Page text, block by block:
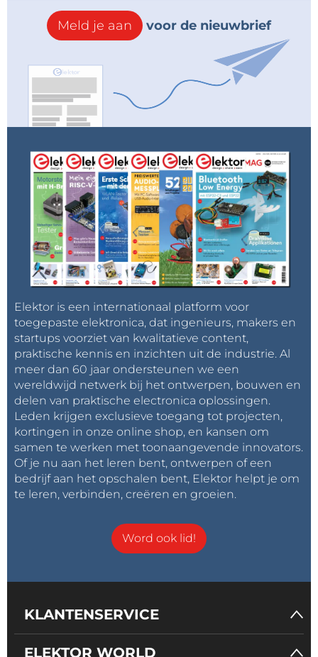
Meld je aan voor de nieuwbrief
Elektor is een internationaal platform voor
toegepaste elektronica, dat ingenieurs, makers en
startups voorziet van kwalitatieve content,
praktische kennis en inzichten uit de industrie. Al
meer dan 60 jaar ondersteunen we een
wereldwijd netwerk bij het ontwerpen, bouwen en
delen van praktische electronica oplossingen.
Leden krijgen exclusieve toegang tot projecten,
kortingen in onze online shop, en kansen om
samen te werken met toonaangevende innovators.
Of je nu aan het leren bent, ontwerpen of een
bedrijf aan het opschalen bent, Elektor helpt je om
te leren, verbinden, creëren en groeien.
Word ook lid!
KLANTENSERVICE
ELEKTOR WORLD